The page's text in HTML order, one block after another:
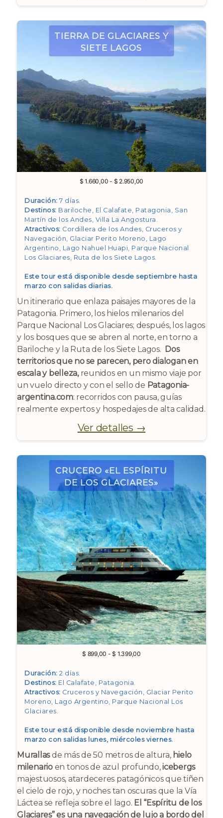
Tierra de Glaciares y
Siete Lagos
$ 1.660,00 - $ 2.950,00
desde
$ 1.660,00
hasta
$ 2.950,00
Duración: 7 días.
Destinos: Bariloche, El Calafate, Patagonia, San
Martín de los Andes, Villa La Angostura .
Atractivos: Cordillera de los Andes, Cruceros y
Navegación, Glaciar Perito Moreno, Lago
Argentino, Lago Nahuel Huapi, Parque Nacional
Los Glaciares, Ruta de los Siete Lagos.
Este tour está disponible desde septiembre hasta
marzo con salidas diarias.
Un itinerario que enlaza paisajes mayores de la
Patagonia. Primero, los hielos milenarios del
Parque Nacional Los Glaciares; después, los lagos
y los bosques que se abren al norte, en torno a
Bariloche y la Ruta de los Siete Lagos. Dos
territorios que no se parecen, pero dialogan en
escala y belleza,reunidos en un mismo viaje por
un vuelo directo y con el sello de Patagonia-
argentina.com: recorridos con pausa, guías
realmente expertos y hospedajes de alta calidad.
Ver detalles →
Crucero «El espíritu
de los Glaciares»
$ 899,00 - $ 1.399,00
$ 899,00
hasta
Duración: 2 días.
Destinos: El Calafate, Patagonia.
Atractivos: Cruceros y Navegación, Glaciar Perito
Moreno, Lago Argentino, Parque Nacional Los
Glaciares.
Este tour está disponible desde noviembre hasta
marzo con salidas lunes, miércoles viernes.
Murallasde más de 50 metros de altura, hielo
milenarioen tonos de azul profundo,icebergs
majestuosos, atardeceres patagónicos que tiñen
el cielo de rojo, y noches tan oscuras que la Vía
Láctea se refleja sobre el lago. El “Espíritu de los
Glaciares” es una navegación de lujo a bordo del